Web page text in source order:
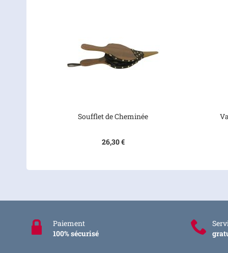
Soufflet de Cheminée
26,30 €
Paiement
100% sécurisé